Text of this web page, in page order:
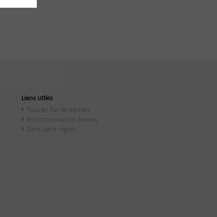
Liens utiles
Tous les flux de déchets
Nos conteneurs et bennes
Dans votre région